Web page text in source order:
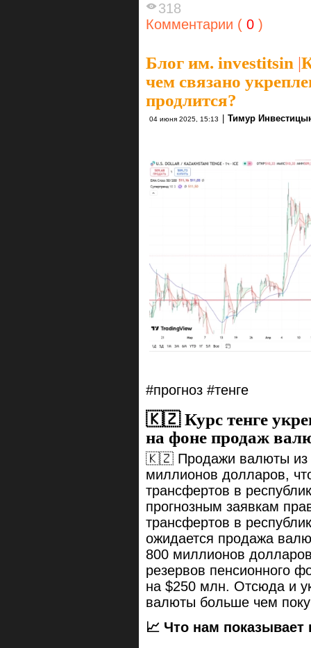
318
Комментарии ( 0 )
Блог им. investitsin |
чем связано
продлится?
04 июня 2025, 15:13 Тимур
#прогноз #тенге
🇰🇿 Курс тенге
на фоне продаж
🇰🇿 Продажи валюты из
миллионов долларов,
трансфертов в
прогнозным заявкам
трансфертов в
ожидается продажа
800 миллионов
резервов пенсионного
на $250 млн. Отсюда и
валюты больше чем
📈 Что нам показывает